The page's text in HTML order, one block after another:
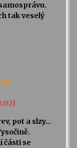
tak veselý
pot a slzy…
části se